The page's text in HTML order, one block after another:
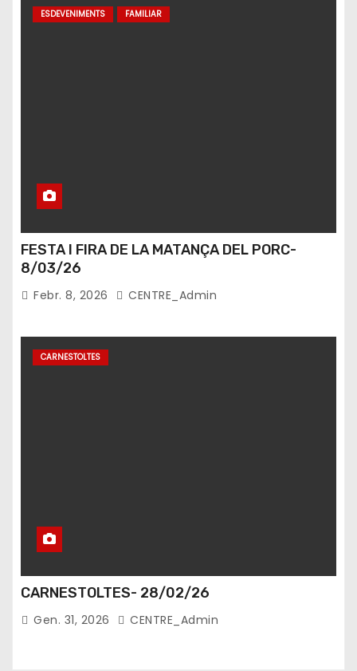
ESDEVENIMENTS FAMILIAR
FESTA I FIRA DE LA MATANÇA DEL PORC-
8/03/26
Febr. 8, 2026 CENTRE_Admin
CARNESTOLTES
CARNESTOLTES- 28/02/26
Gen. 31, 2026 CENTRE_Admin